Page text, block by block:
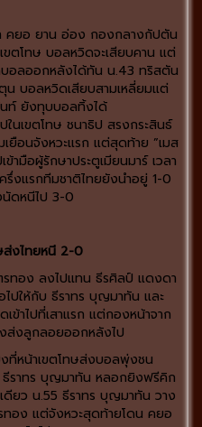
คยอ ยาน อ่อง กองกลางกัปตัน
ขตโทษ บอลหวิดจะเสียบคาน แต่
อลออกหลังได้ทัน น.43 ทริสตัน
น บอลหวิดเสียบสามเหลี่ยมแต่
ท์ ยังทุบบอลทิ้งได้
ในเขตโทษ ชนาธิป สรงกระสินธ์
ยือนจังหวะแรก แต่สุดท้าย ”เมส
ามือผู้รักษาประตูเมียนมาร์ เวลา
รึ่งแรกทีมชาติไทยยังนำอยู่ 1-0
ดหนีไป 3-0
ส่งไทยหนี 2-0
ทอง ลงไปแทน ธีรศิลป์ แดงดา
ให้กับ ธีราทร บุญมาทัน และ
าไปที่เสาแรก แต่กองหน้าจาก
ส่งลูกลอยออกหลังไป
ที่หน้าเขตโทษส่งบอลพุ่งชน
ธีราทร บุญมาทัน หลอกยิงฟรีคิก
ดียว น.55 ธีราทร บุญมาทัน วาง
ทอง แต่จังหวะสุดท้ายโดน คยอ